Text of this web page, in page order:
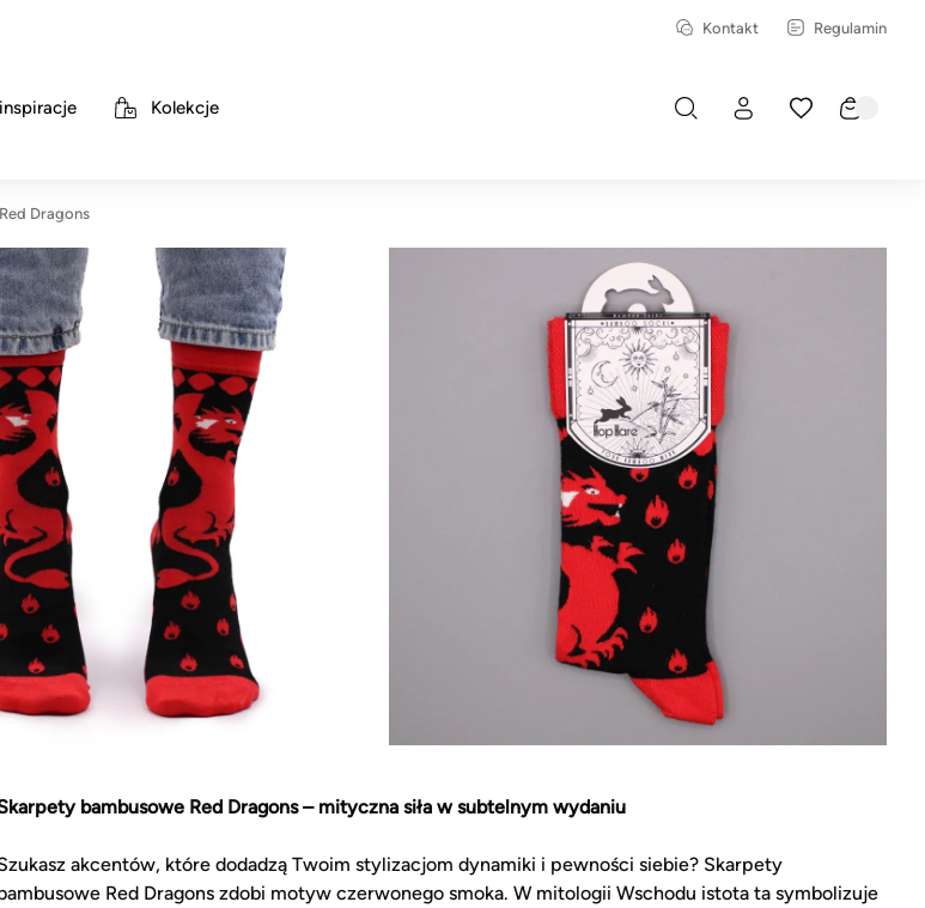
Kontakt Regulamin
Kolekcje
Dragons
bambusowe Red Dragons – mityczna siła w subtelnym wydaniu
akcentów, które dodadzą Twoim stylizacjom dynamiki i pewności siebie? Skarpety
Red Dragons zdobi motyw czerwonego smoka. W mitologii Wschodu istota ta symbolizuje